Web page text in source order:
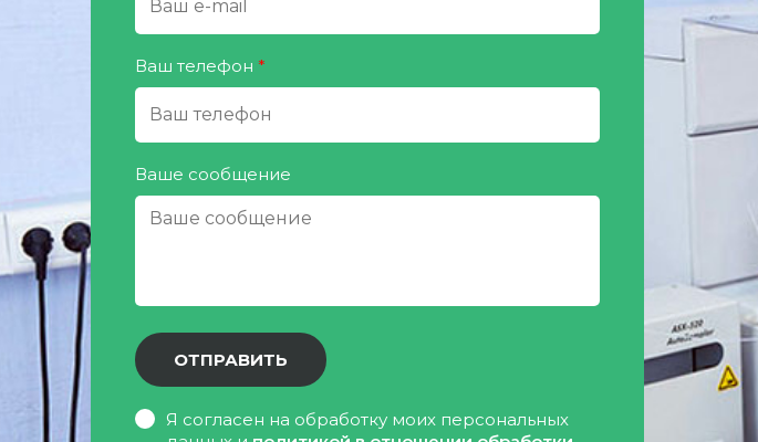
Ваш телефон *
Ваше сообщение
Я согласен на обработку моих персональных